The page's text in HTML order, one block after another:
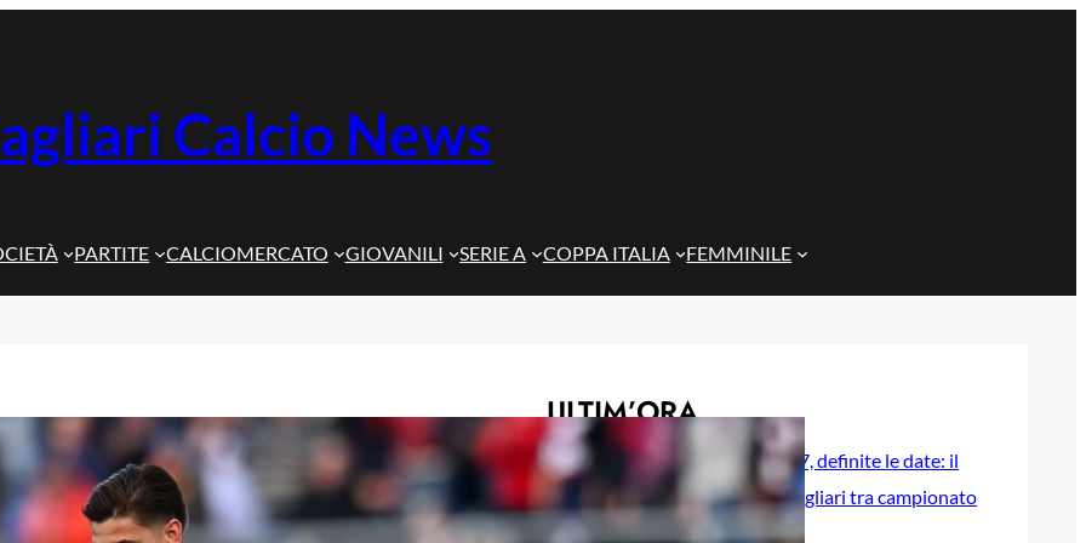
Calcio News
PARTITE CALCIOMERCATO GIOVANILI SERIE A COPPA ITALIA FEMMINILE
ULTIM’ORA
Serie A 2026/27, definite le date: il
percorso del Cagliari tra campionato
e coppa